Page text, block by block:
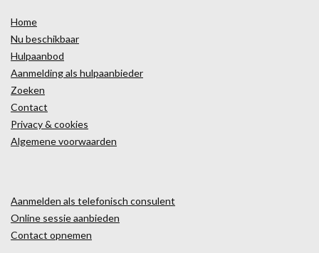
Home
Nu beschikbaar
Hulpaanbod
Aanmelding als hulpaanbieder
Zoeken
Contact
Privacy & cookies
Algemene voorwaarden
Aanmelden als telefonisch consulent
Online sessie aanbieden
Contact opnemen